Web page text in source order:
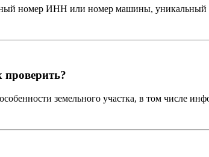
номер ИНН или номер машины,
проверить?
земельного участка, в том числе